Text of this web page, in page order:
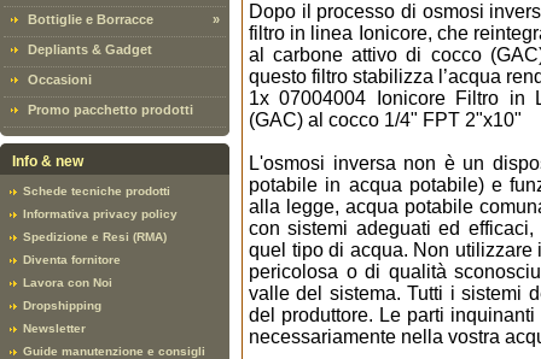
Bottiglie e Borracce »
Depliants & Gadget
Occasioni
Promo pacchetto prodotti
Info & new
Schede tecniche prodotti
Informativa privacy policy
Spedizione e Resi (RMA)
Diventa fornitore
Lavora con Noi
Dropshipping
Newsletter
Guide manutenzione e consigli
Dopo il processo di osmosi
filtro in linea Ionicore, che
al carbone attivo di cocco
questo filtro stabilizza l’acqua
1x 07004004 Ionicore Filtro in
(GAC) al cocco 1/4" FPT 2"x10"
L'osmosi inversa non è un
potabile in acqua potabile) e
alla legge, acqua potabile
con sistemi adeguati ed
quel tipo di acqua. Non
pericolosa o di qualità
valle del sistema. Tutti i sistemi
del produttore. Le parti
necessariamente nella vostra